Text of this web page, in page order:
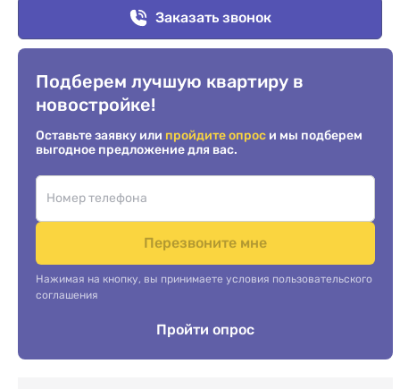
Заказать звонок
Подберем лучшую квартиру в
новостройке!
Оставьте заявку или пройдите опрос и мы подберем
выгодное предложение для вас.
Перезвоните мне
Нажимая на кнопку, вы принимаете условия пользовательского
соглашения
Пройти опрос